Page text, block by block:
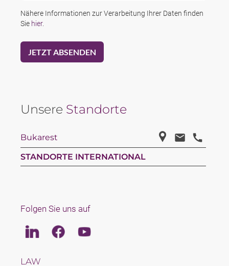
Nähere Informationen zur Verarbeitung Ihrer Daten finden
Sie hier.
Unsere Standorte
Bukarest
STANDORTE INTERNATIONAL
Folgen Sie uns auf
LinkedinFacebookYoutube
LAW